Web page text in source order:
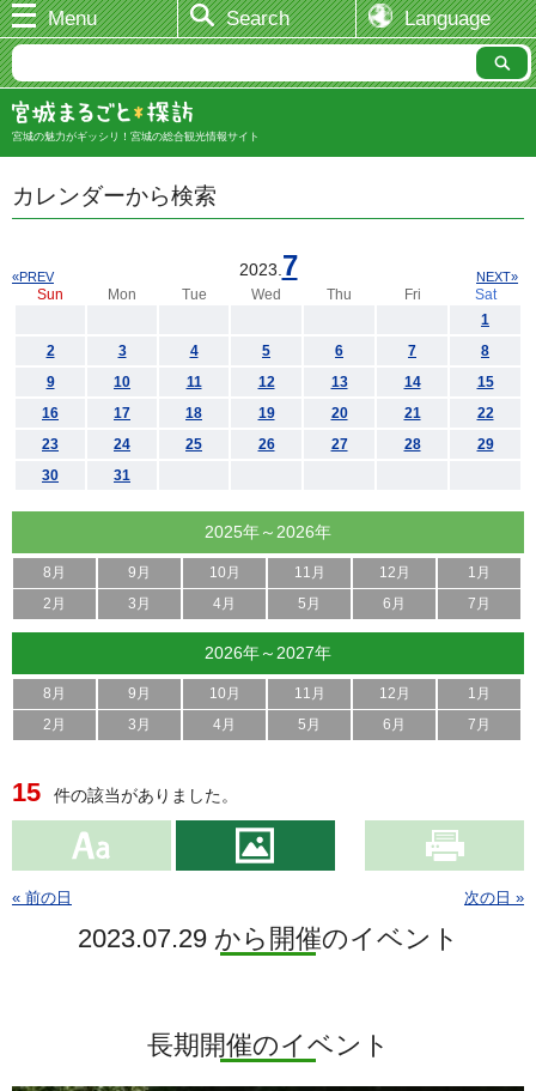
Menu Search Language
宮城の魅力がギッシリ！宮城の総合観光情報サイト
カレンダーから検索
2023. 7
«PREV NEXT»
Sun Mon Tue Wed Thu Fri
Sat
1
2
3 4 5 6 7
8
9
10 11 12 13 14
15
16
17 18 19 20 21
22
23
24 25 26 27 28
29
30
31
2025年～2026年
8月 9月 10月 11月 12月
1月
2月
3月 4月 5月 6月 7月
2026年～2027年
8月 9月 10月 11月 12月
1月
2月
3月 4月 5月 6月 7月
15 件の該当がありました。
« 前の日 次の日 »
2023.07.29 から開催のイベント
長期開催のイベント